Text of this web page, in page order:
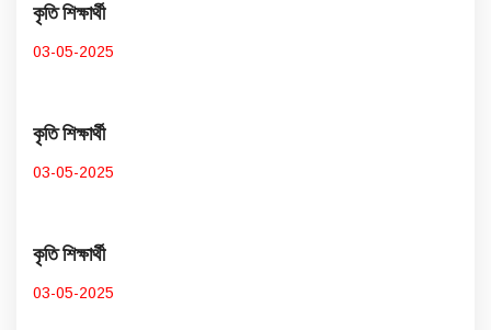
কৃতি শিক্ষার্থী
03-05-2025
কৃতি শিক্ষার্থী
03-05-2025
কৃতি শিক্ষার্থী
03-05-2025